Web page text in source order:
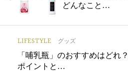
どんなこと…
LIFESTYLE グッズ
「哺乳瓶」のおすすめはどれ
ポイントと…